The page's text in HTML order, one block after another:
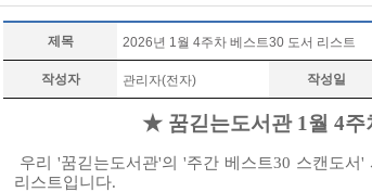
제목 2026년 1월 4주차 베스트30 도서 리스트
작성자 관리자(전자) 작성일
★ 꿈긷는도서관 1월 4주
우리 '꿈긷는도서관'의 '주간 베스트30 스캔도서
리스트입니다.